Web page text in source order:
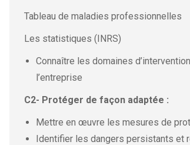
Tableau de maladies professionnelles
Les statistiques (INRS)
Connaître les domaines
l’entreprise
C2- Protéger de façon adaptée :
Mettre en œuvre les mesures de
Identifier les dangers persistants et